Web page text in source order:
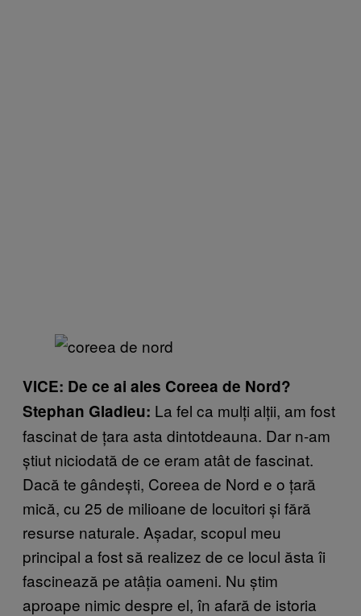
VICE: De ce ai ales Coreea de Nord?
Stephan Gladieu: La fel ca mulți alții, am fost
fascinat de țara asta dintotdeauna. Dar n-am
știut niciodată de ce eram atât de fascinat.
Dacă te gândești, Coreea de Nord e o țară
mică, cu 25 de milioane de locuitori și fără
resurse naturale. Așadar, scopul meu
principal a fost să realizez de ce locul ăsta îi
fascinează pe atâția oameni. Nu știm
aproape nimic despre el, în afară de istoria